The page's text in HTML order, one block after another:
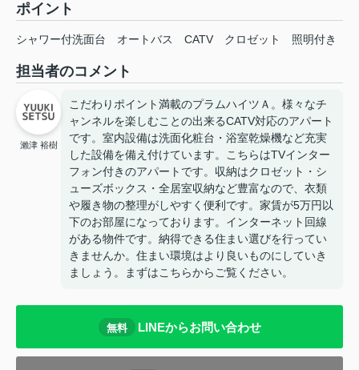
ポイント
シャワー付洗面台 オートバス CATV クロゼット 照明付き
担当者のコメント
瀨津 裕樹
こだわりポイント満載のプラムハイツＡ。様々なチ
ャンネルを楽しむことの出来るCATV対応のアパート
です。室内設備は洗面化粧台・浴室乾燥機など充実
した設備を備え付けています。こちらはTVインター
フォン付きのアパートです。収納はクロゼット・シ
ューズボックス・全居室収納など豊富なので、衣類
や履き物の整理がしやすく便利です。家賃が5万円以
下のお部屋になっております。インターネット回線
がある物件です。納得できる住まい選びを行ってい
きませんか。住まい環境はより良いものにしていき
ましょう。まずはこちらからご覧ください。
無料 LINEからお問い合わせ